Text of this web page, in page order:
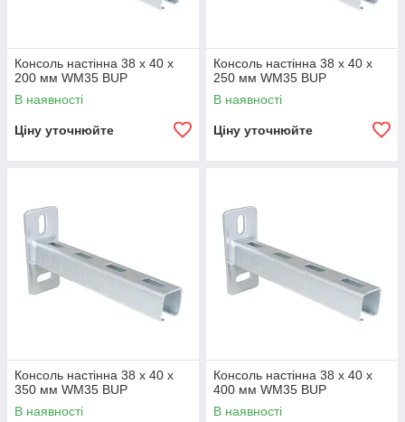
Консоль настінна 38 х 40 х
200 мм WM35 BUP
В наявності
Ціну уточнюйте
Консоль настінна 38 х 40 х
250 мм WM35 BUP
В наявності
Ціну уточнюйте
Консоль настінна 38 х 40 х
350 мм WM35 BUP
В наявності
Консоль настінна 38 х 40 х
400 мм WM35 BUP
В наявності